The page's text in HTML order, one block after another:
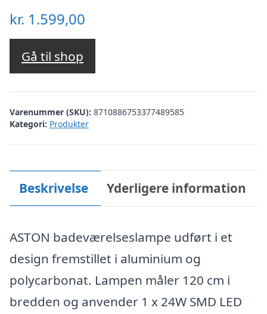
kr. 1.599,00
Gå til shop
Varenummer (SKU): 8710886753377489585
Kategori: Produkter
Beskrivelse Yderligere information
ASTON badeværelseslampe udført i et
design fremstillet i aluminium og
polycarbonat. Lampen måler 120 cm i
bredden og anvender 1 x 24W SMD LED